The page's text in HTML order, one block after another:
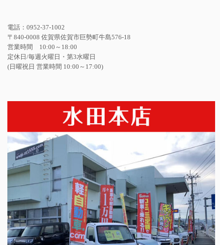
電話：0952-37-1002
〒840-0008 佐賀県佐賀市巨勢町牛島576-18
営業時間 10:00～18:00
定休日/毎週火曜日・第3水曜日
(日曜祝日 営業時間 10:00～17:00)